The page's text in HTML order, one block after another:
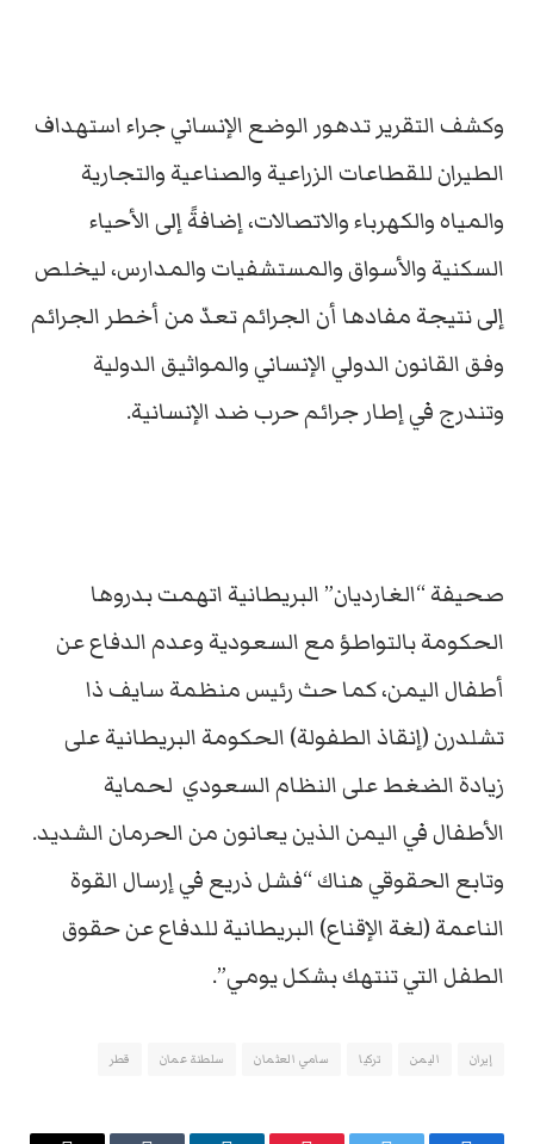
وكشف التقرير تدهور الوضع الإنساني جراء استهداف
الطيران للقطاعات الزراعية والصناعية والتجارية
والمياه والكهرباء والاتصالات، إضافةً إلى الأحياء
السكنية والأسواق والمستشفيات والمدارس، ليخلص
إلى نتيجة مفادها أن الجرائم تعدّ من أخطر الجرائم
وفق القانون الدولي الإنساني والمواثيق الدولية
وتندرج في إطار جرائم حرب ضد الإنسانية.
صحيفة “الغارديان” البريطانية اتهمت بدروها
الحكومة بالتواطؤ مع السعودية وعدم الدفاع عن
أطفال اليمن، كما حث رئيس منظمة سايف ذا
تشلدرن (إنقاذ الطفولة) الحكومة البريطانية على
زيادة الضغط على النظام السعودي لحماية
الأطفال في اليمن الذين يعانون من الحرمان الشديد.
وتابع الحقوقي هناك “فشل ذريع في إرسال القوة
الناعمة (لغة الإقناع) البريطانية للدفاع عن حقوق
الطفل التي تنتهك بشكل يومي”.
إيران اليمن تركيا سامي العثمان سلطنة عمان قطر